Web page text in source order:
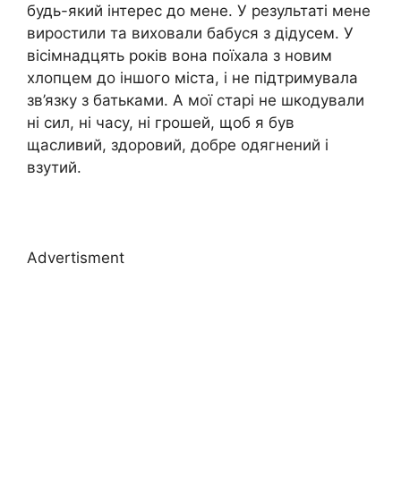
будь-який інтерес до мене. У результаті мене
виростили та виховали бабуся з дідусем. У
вісімнадцять років вона поїхала з новим
хлопцем до іншого міста, і не підтримувала
зв’язку з батьками. А мої старі не шкодували
ні сил, ні часу, ні грошей, щоб я був
щасливий, здоровий, добре одягнений і
взутий.
Advertisment